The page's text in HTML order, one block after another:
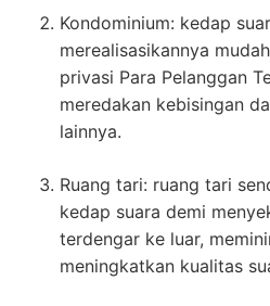
Kondominium: kedap
merealisasikannya
privasi Para Pelanggan
meredakan kebisingan
lainnya.
Ruang tari: ruang tari
kedap suara demi
terdengar ke luar,
meningkatkan kualitas